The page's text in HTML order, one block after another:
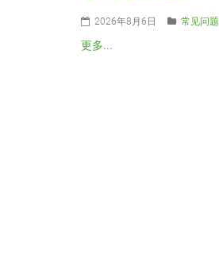
2026年8月6日 常见问题
更多...